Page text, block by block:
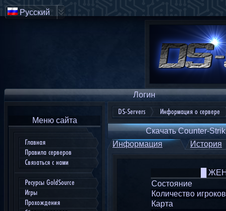
Логин
Меню сайта
Главная
Правила серверов
Связаться с нами
Ресурсы GoldSource
Игры
Прохождения
DS-Servers Информация о сервере
Скачать Counter-
Информация
История
█
Состояние
Количество игроков
Карта
Русский